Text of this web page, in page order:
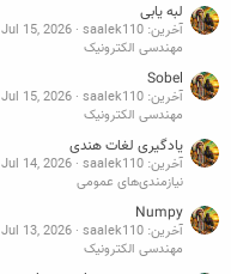
لبه یابی
آخرین: saalek110
Jul 15, 2026
مهندسی الکترونیک
Sobel
آخرین: saalek110
Jul 15, 2026
مهندسی الکترونیک
یادگیری لغات هندی
آخرین: saalek110
Jul 14, 2026
نیازمندی‌های عمومی
Numpy
آخرین: saalek110
Jul 13, 2026
مهندسی الکترونیک